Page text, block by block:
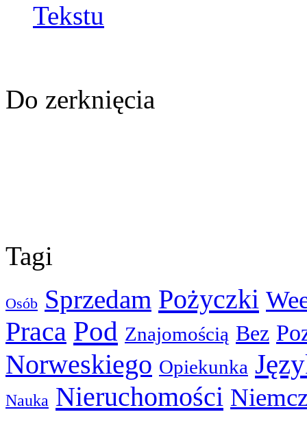
Tekstu
Do zerknięcia
Tagi
Osób Sprzedam Pożyczki
Praca Pod Znajomością Bez
Norweskiego Opiekunka
Nauka Nieruchomości